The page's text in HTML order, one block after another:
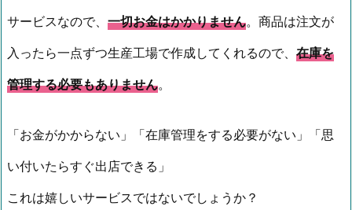
サービスなので、 一切お金はかかりません。商品は注文が
入ったら一点ずつ生産工場で作成してくれるので、 在庫を
管理する必要もありません。
「お金がかからない」「在庫管理をする必要がない」「思
い付いたらすぐ出店できる」
これは嬉しいサービスではないでしょうか？